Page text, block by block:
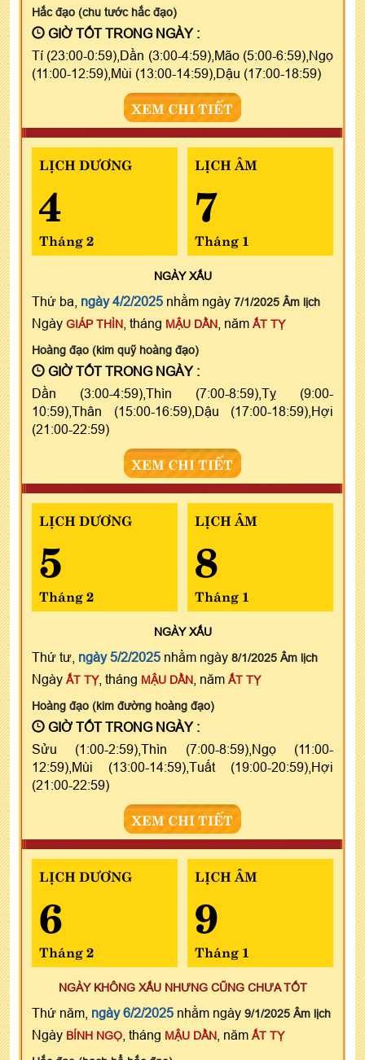
Hắc đạo (chu tước hắc đạo)
GIỜ TỐT TRONG NGÀY :
Tí (23:00-0:59),Dần (3:00-4:59),Mão (5:00-6:59),Ngọ
(11:00-12:59),Mùi (13:00-14:59),Dậu (17:00-18:59)
XEM CHI TIẾT
LỊCH DƯƠNG
4
Tháng 2
LỊCH ÂM
7
Tháng 1
NGÀYXẤU
Thứ ba, ngày 4/2/2025 nhằm ngày 7/1/2025 Âm lịch
Ngày GIÁP THÌN , tháng MẬU DẦN , năm ẤT TỴ
Hoàng đạo (kim quỹ hoàng đạo)
GIỜ TỐT TRONG NGÀY :
Dần (3:00-4:59),Thìn (7:00-8:59),Tỵ (9:00-
10:59),Thân (15:00-16:59),Dậu (17:00-18:59),Hợi
(21:00-22:59)
XEM CHI TIẾT
LỊCH DƯƠNG
5
Tháng 2
LỊCH ÂM
8
Tháng 1
NGÀYXẤU
Thứ tư, ngày 5/2/2025 nhằm ngày 8/1/2025 Âm lịch
Ngày ẤT TỴ, tháng MẬU DẦN , năm ẤT TỴ
Hoàng đạo (kim đường hoàng đạo)
GIỜ TỐT TRONG NGÀY :
Sửu (1:00-2:59),Thìn (7:00-8:59),Ngọ (11:00-
12:59),Mùi (13:00-14:59),Tuất (19:00-20:59),Hợi
(21:00-22:59)
XEM CHI TIẾT
LỊCH DƯƠNG
6
Tháng 2
LỊCH ÂM
9
Tháng 1
NGÀY KHÔNG XẤU NHƯNG CŨNG CHƯA TỐT
Thứ năm, ngày 6/2/2025 nhằm ngày 9/1/2025 Âm lịch
Ngày BÍNH NGỌ , tháng MẬU DẦN , năm ẤT TỴ